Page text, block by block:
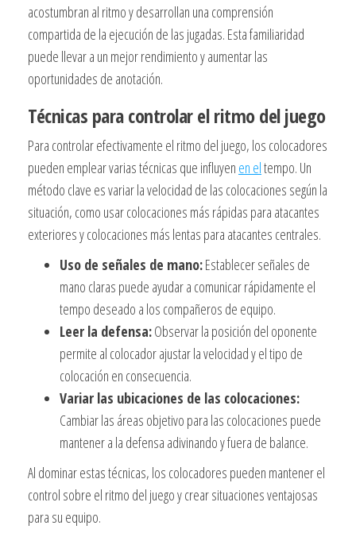
acostumbran al ritmo y desarrollan una comprensión
compartida de la ejecución de las jugadas. Esta familiaridad
puede llevar a un mejor rendimiento y aumentar las
oportunidades de anotación.
Técnicas para controlar el ritmo del juego
Para controlar efectivamente el ritmo del juego, los colocadores
pueden emplear varias técnicas que influyen en eltempo. Un
método clave es variar la velocidad de las colocaciones según la
situación, como usar colocaciones más rápidas para atacantes
exteriores y colocaciones más lentas para atacantes centrales.
Uso de señales de mano:Establecer señales de
mano claras puede ayudar a comunicar rápidamente el
tempo deseado a los compañeros de equipo.
Leer la defensa:Observar la posición del oponente
permite al colocador ajustar la velocidad y el tipo de
colocación en consecuencia.
Variar las ubicaciones de las colocaciones:
Cambiar las áreas objetivo para las colocaciones puede
mantener a la defensa adivinando y fuera de balance.
Al dominar estas técnicas, los colocadores pueden mantener el
control sobre el ritmo del juego y crear situaciones ventajosas
para su equipo.